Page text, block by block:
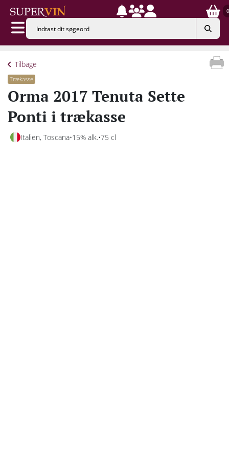
0
Tilbage
Trækasse
Orma 2017 Tenuta Sette
Ponti i trækasse
Italien, Toscana 15% alk. 75 cl